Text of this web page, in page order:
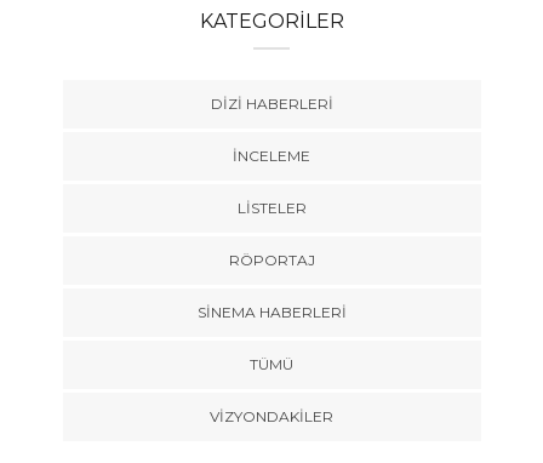
KATEGORILER
DIZI HABERLERI
İNCELEME
LISTELER
RÖPORTAJ
SINEMA HABERLERI
TÜMÜ
VIZYONDAKILER